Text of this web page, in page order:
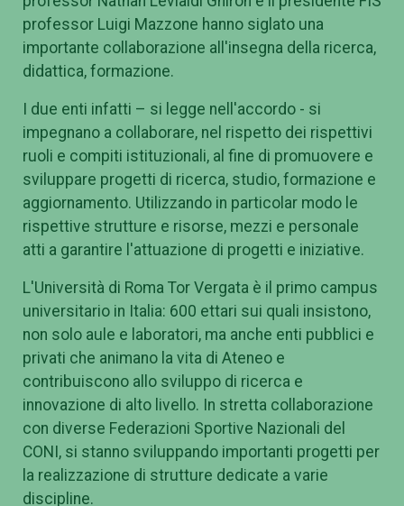
professor Luigi Mazzone hanno siglato una
importante collaborazione all'insegna della ricerca,
didattica, formazione.
I due enti infatti – si legge nell'accordo - si
impegnano a collaborare, nel rispetto dei rispettivi
ruoli e compiti istituzionali, al fine di promuovere e
sviluppare progetti di ricerca, studio, formazione e
aggiornamento. Utilizzando in particolar modo le
rispettive strutture e risorse, mezzi e personale
atti a garantire l'attuazione di progetti e iniziative.
L'Università di Roma Tor Vergata è il primo campus
universitario in Italia: 600 ettari sui quali insistono,
non solo aule e laboratori, ma anche enti pubblici e
privati che animano la vita di Ateneo e
contribuiscono allo sviluppo di ricerca e
innovazione di alto livello. In stretta collaborazione
con diverse Federazioni Sportive Nazionali del
CONI, si stanno sviluppando importanti progetti per
la realizzazione di strutture dedicate a varie
discipline.